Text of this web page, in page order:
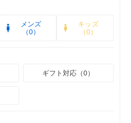
メンズ
（0）
キッズ
（0）
ギフト対応（0）